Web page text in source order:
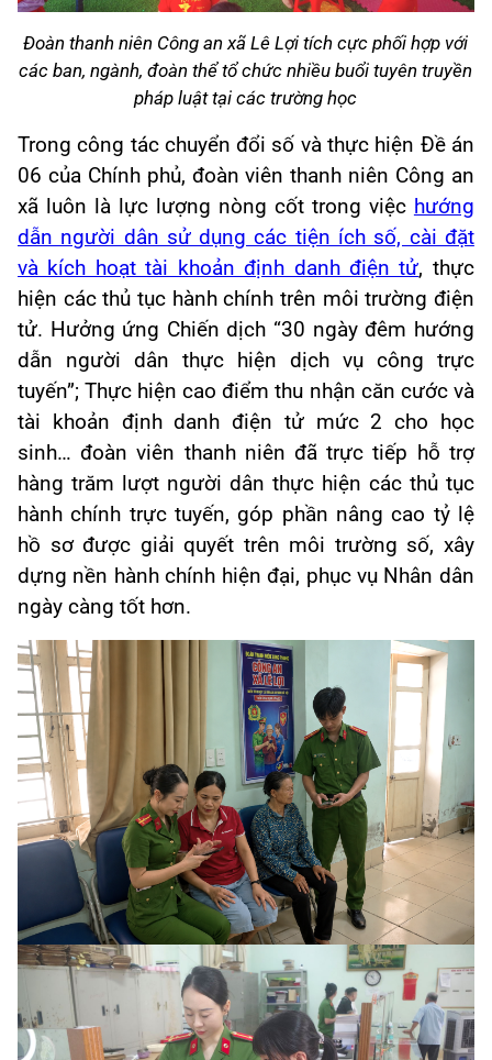
Đoàn thanh niên Công an xã Lê Lợi tích cực phối hợp với
các ban, ngành, đoàn thể tổ chức nhiều buổi tuyên truyền
pháp luật tại các trường học
Trong công tác chuyển đổi số và thực hiện Đề án
06 của Chính phủ, đoàn viên thanh niên Công an
xã luôn là lực lượng nòng cốt trong việc hướng
dẫn người dân sử dụng các tiện ích số, cài đặt
và kích hoạt tài khoản định danh điện tử, thực
hiện các thủ tục hành chính trên môi trường điện
tử. Hưởng ứng Chiến dịch “30 ngày đêm hướng
dẫn người dân thực hiện dịch vụ công trực
tuyến”; Thực hiện cao điểm thu nhận căn cước và
tài khoản định danh điện tử mức 2 cho học
sinh… đoàn viên thanh niên đã trực tiếp hỗ trợ
hàng trăm lượt người dân thực hiện các thủ tục
hành chính trực tuyến, góp phần nâng cao tỷ lệ
hồ sơ được giải quyết trên môi trường số, xây
dựng nền hành chính hiện đại, phục vụ Nhân dân
ngày càng tốt hơn.